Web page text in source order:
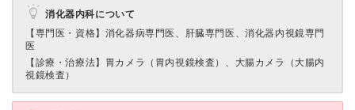
消化器内科について
【専門医・資格】 消化器病専門医、肝臓専門医、消化器内視鏡専門
医
【診療・治療法】 胃カメラ（胃内視鏡検査）、大腸カメラ（大腸内
視鏡検査）